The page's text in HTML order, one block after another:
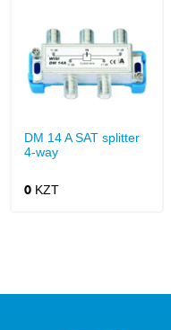
DM 14 A SAT splitter
4-way
0 KZT